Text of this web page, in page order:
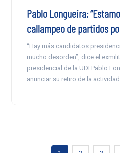
Pablo Longueira:
callampeo de partidos
“Hay más candidatos
mucho desorden”, dice el
presidencial de la UDI Pablo
anunciar su retiro de la